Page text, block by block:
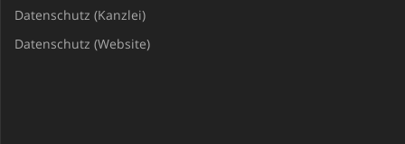
Datenschutz (Kanzlei)
Datenschutz (Website)